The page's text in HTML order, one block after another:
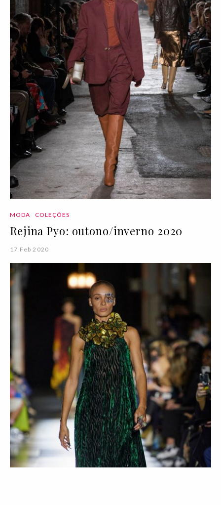
MODA COLEÇÕES
Rejina Pyo: outono/inverno 2020
17 Feb 2020